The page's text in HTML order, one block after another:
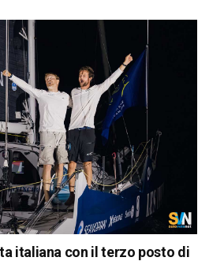
italiana con il terzo posto di